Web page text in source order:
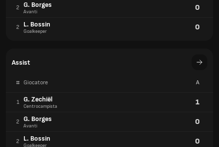
2 G. Borges
Avanti 0
2 L. Bossin
Goalkeeper 0
Assist
# Giocatore A
1 G. Zechiël
Centrocampista 1
2 G. Borges
Avanti 0
2 L. Bossin
Goalkeeper 0